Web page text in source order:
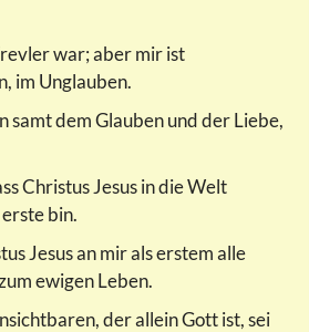
war; aber mir ist
im Unglauben.
samt dem Glauben und der Liebe,
Christus Jesus in die Welt
bin.
Jesus an mir als erstem alle
ewigen Leben.
der allein Gott ist, sei